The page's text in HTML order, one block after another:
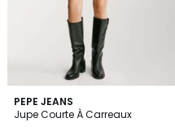
PEPE JEANS
Jupe Courte À Carreaux